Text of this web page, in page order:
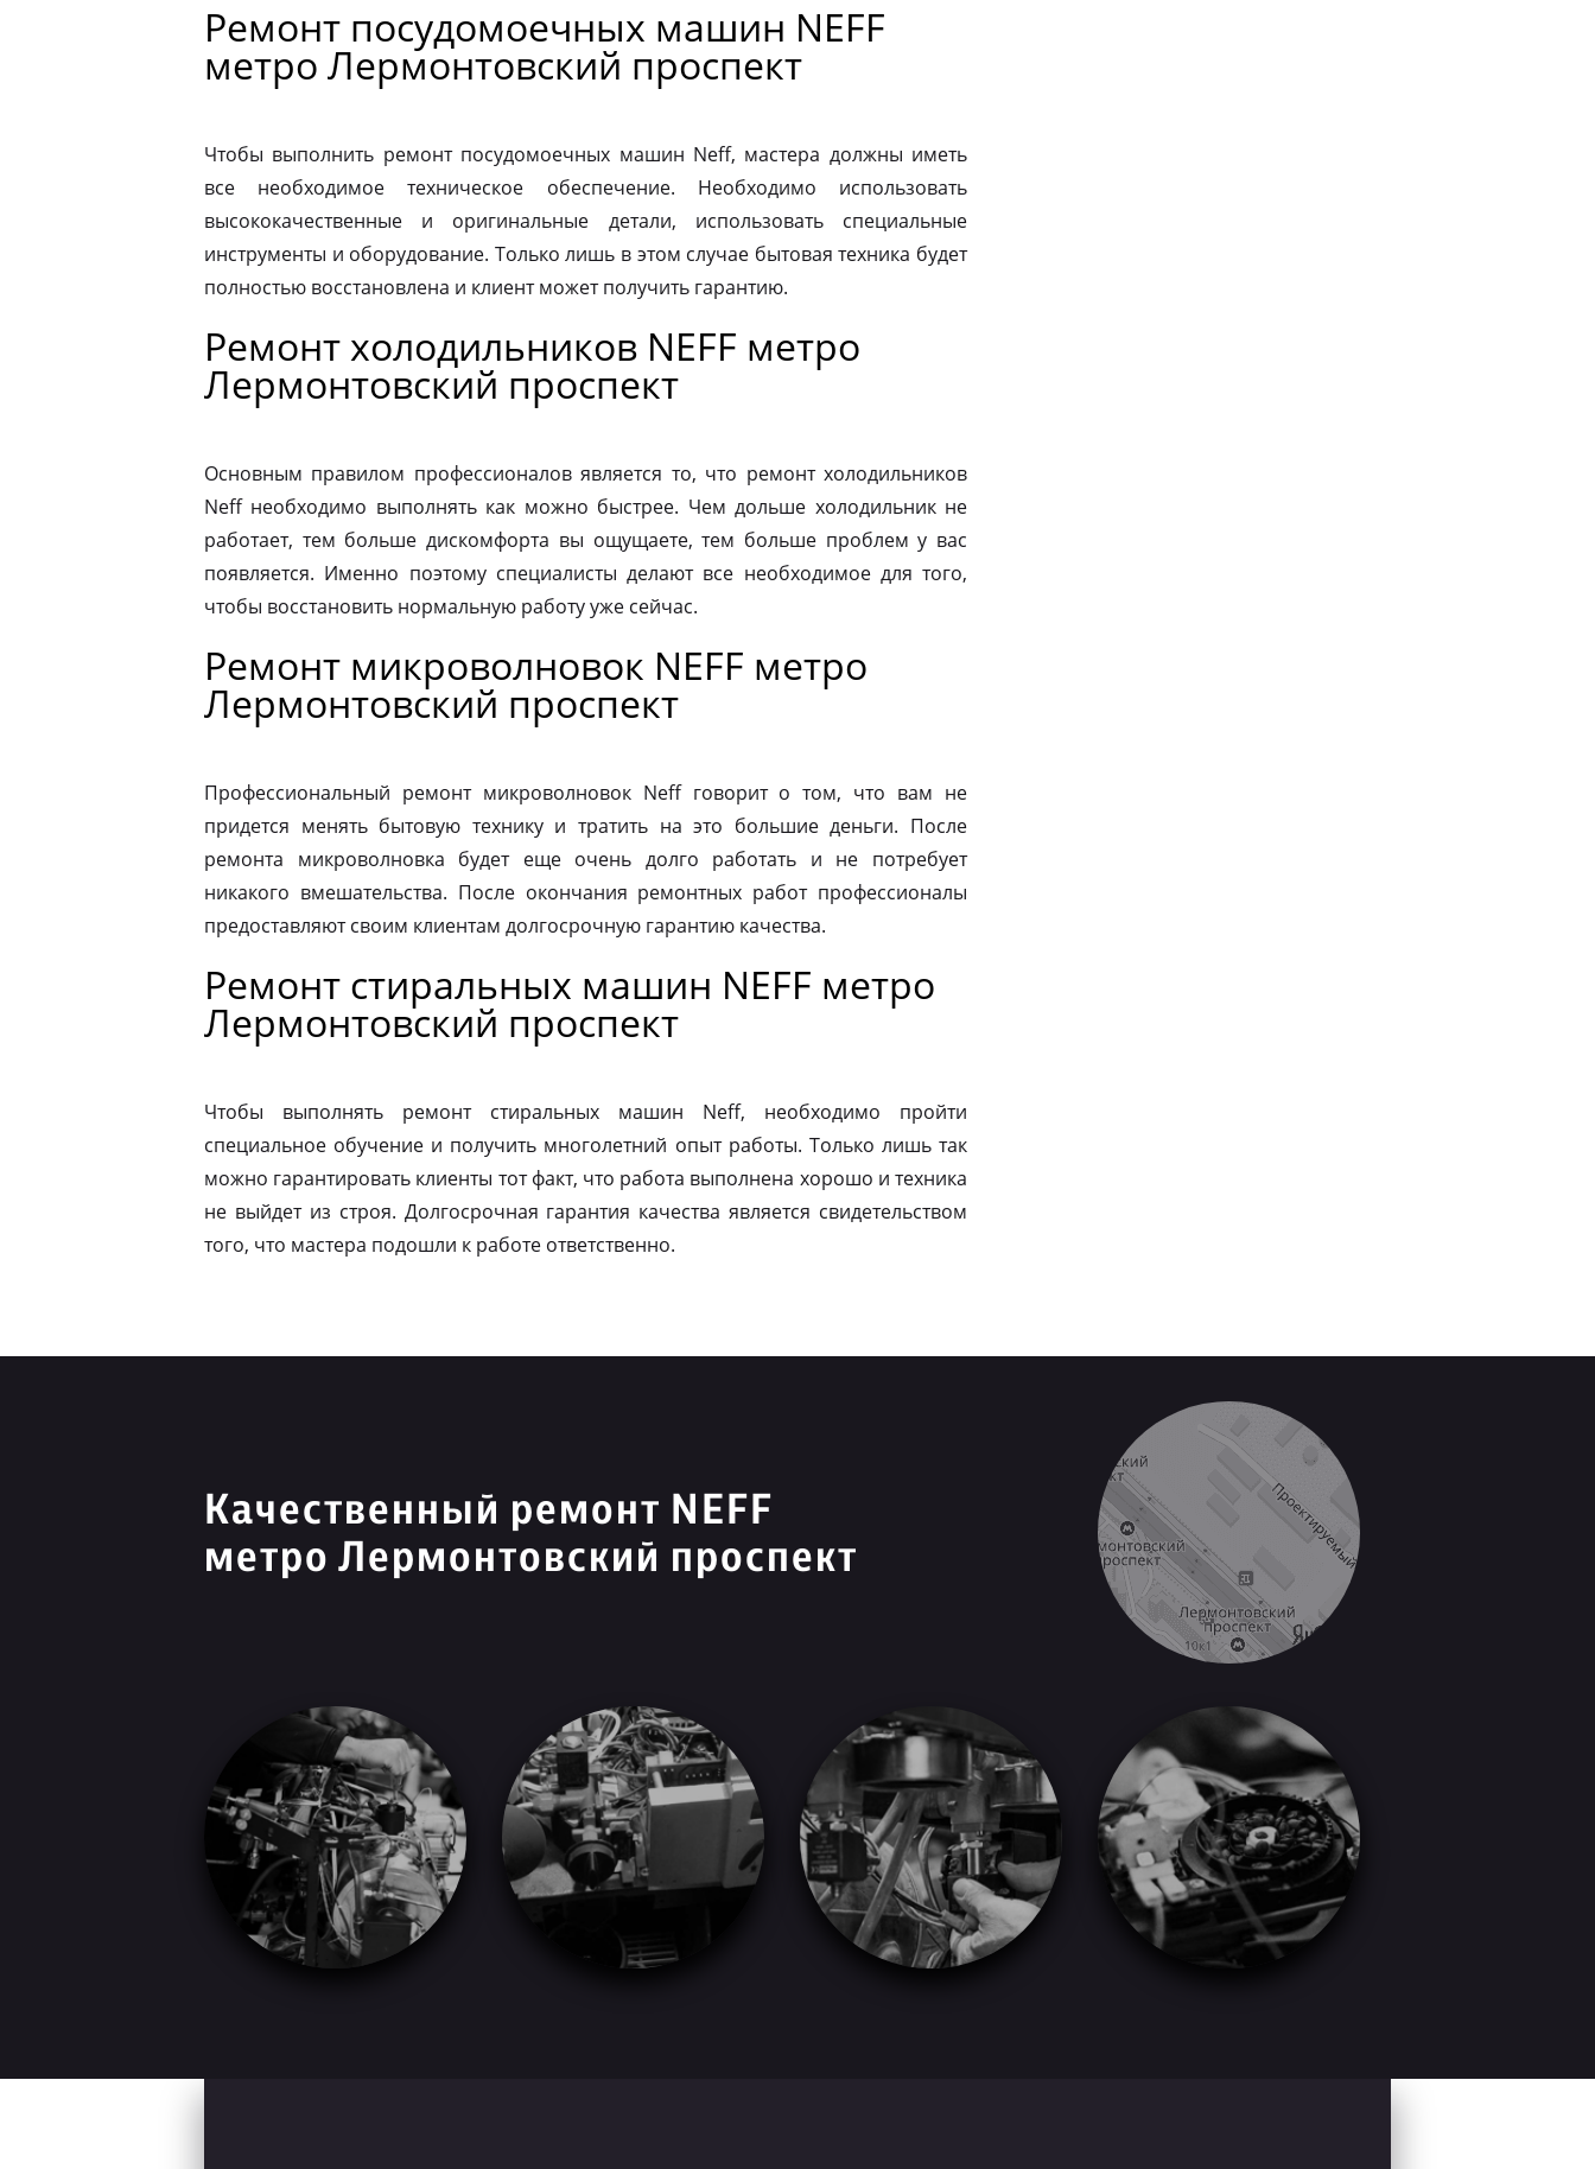
Ремонт посудомоечных машин NEFF
метро Лермонтовский проспект
Чтобы выполнить ремонт посудомоечных машин Neff, мастера должны иметь
все необходимое техническое обеспечение. Необходимо использовать
высококачественные и оригинальные детали, использовать специальные
инструменты и оборудование. Только лишь в этом случае бытовая техника будет
полностью восстановлена и клиент может получить гарантию.
Ремонт холодильников NEFF метро
Лермонтовский проспект
Основным правилом профессионалов является то, что ремонт холодильников
Neff необходимо выполнять как можно быстрее. Чем дольше холодильник не
работает, тем больше дискомфорта вы ощущаете, тем больше проблем у вас
появляется. Именно поэтому специалисты делают все необходимое для того,
чтобы восстановить нормальную работу уже сейчас.
Ремонт микроволновок NEFF метро
Лермонтовский проспект
Профессиональный ремонт микроволновок Neff говорит о том, что вам не
придется менять бытовую технику и тратить на это большие деньги. После
ремонта микроволновка будет еще очень долго работать и не потребует
никакого вмешательства. После окончания ремонтных работ профессионалы
предоставляют своим клиентам долгосрочную гарантию качества.
Ремонт стиральных машин NEFF метро
Лермонтовский проспект
Чтобы выполнять ремонт стиральных машин Neff, необходимо пройти
специальное обучение и получить многолетний опыт работы. Только лишь так
можно гарантировать клиенты тот факт, что работа выполнена хорошо и техника
не выйдет из строя. Долгосрочная гарантия качества является свидетельством
того, что мастера подошли к работе ответственно.
Качественный ремонт NEFF
метро Лермонтовский проспект